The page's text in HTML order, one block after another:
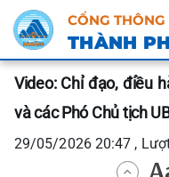
CỔNG
THÀNH
Video: Chỉ đạo, điều
và các Phó Chủ tịch
29/05/2026 20:47 ,